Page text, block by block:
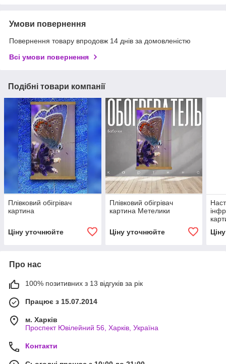
Умови повернення
Повернення товару впродовж 14 днів за домовленістю
Всі умови повернення
Подібні товари компанії
Плівковий обігрівач
картина
Ціну уточнюйте
Плівковий обігрівач
картина Метелики
Ціну уточнюйте
Про нас
100% позитивних з 13 відгуків за рік
Працює з 15.07.2014
м. Харків
Проспект Ювілейний 56, Харків, Україна
Контакти